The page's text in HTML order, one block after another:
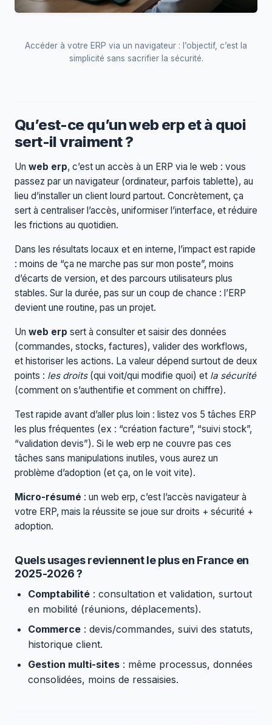
Accéder à votre ERP via un navigateur : l’objectif, c’est la
simplicité sans sacrifier la sécurité.
Qu’est-ce qu’un web erp et à quoi
sert-il vraiment ?
Un web erp, c’est un accès à un ERP via le web : vous
passez par un navigateur (ordinateur, parfois tablette), au
lieu d’installer un client lourd partout. Concrètement, ça
sert à centraliser l’accès, uniformiser l’interface, et réduire
les frictions au quotidien.
Dans les résultats locaux et en interne, l’impact est rapide
: moins de “ça ne marche pas sur mon poste”, moins
d’écarts de version, et des parcours utilisateurs plus
stables. Sur la durée, pas sur un coup de chance : l’ERP
devient une routine, pas un projet.
Un web erp sert à consulter et saisir des données
(commandes, stocks, factures), valider des workflows,
et historiser les actions. La valeur dépend surtout de deux
points : les droits(qui voit/qui modifie quoi) et la sécurité
(comment on s’authentifie et comment on chiffre).
Test rapide avant d’aller plus loin : listez vos 5 tâches ERP
les plus fréquentes (ex : “création facture”, “suivi stock”,
“validation devis”). Si le web erp ne couvre pas ces
tâches sans manipulations inutiles, vous aurez un
problème d’adoption (et ça, on le voit vite).
Micro-résumé : un web erp, c’est l’accès navigateur à
votre ERP, mais la réussite se joue sur droits + sécurité +
adoption.
Quels usages reviennent le plus en France en
2025-2026 ?
Comptabilité: consultation et validation, surtout
en mobilité (réunions, déplacements).
Commerce: devis/commandes, suivi des statuts,
historique client.
Gestion multi-sites: même processus, données
consolidées, moins de ressaisies.